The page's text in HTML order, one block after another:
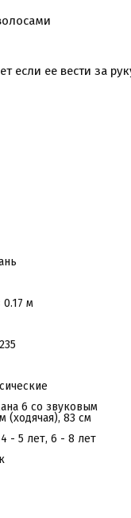
если ее вести за
0.17 м
6 со звуковым
(ходячая), 83 см
4 - 5 лет, 6 - 8 лет